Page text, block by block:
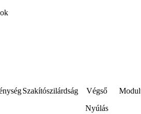
Szakítószilárdság
Végső
Nyúlás